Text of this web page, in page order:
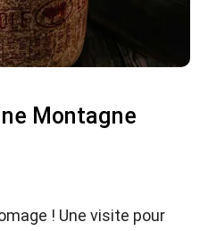
Montagne
! Une visite pour